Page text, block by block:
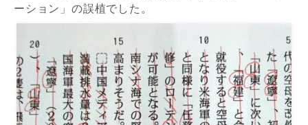
ーション」の誤植でした。